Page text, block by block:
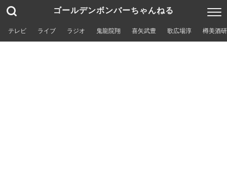
ゴールデンボンバーちゃんねる
テレビ ライブ ラジオ 鬼龍院翔 喜矢武豊 歌広場淳 樽美酒